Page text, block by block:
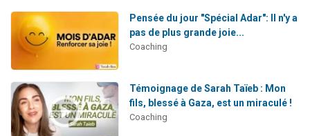
Pensée du jour "Spécial Adar": Il n'y a
pas de plus grande joie...
Coaching
Témoignage de Sarah Taïeb : Mon
fils, blessé à Gaza, est un miraculé !
Coaching